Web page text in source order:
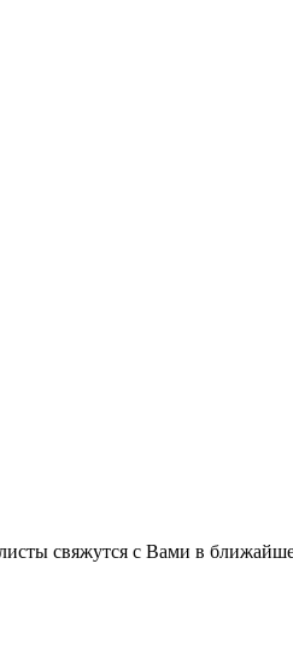
свяжутся с Вами в